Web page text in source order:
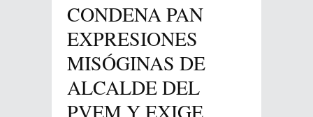
CONDENA PAN
EXPRESIONES
MISÓGINAS DE
ALCALDE DEL
PVEM Y EXIGE